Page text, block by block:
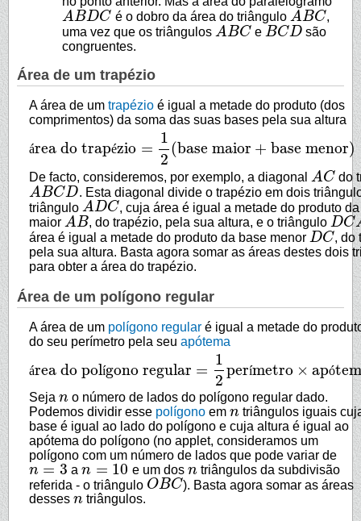
ABDC
ABDC é o dobro da área do triângulo ABC
ABC
,
uma vez que os triângulos ABC
ABC e BCD
BCD
são
congruentes.
Área de um trapézio
A área de um trapézio é igual a metade do produto (dos
comprimentos) da soma das suas bases pela sua altura
área do trapézio =
1
2
(base maior + base menor)
área do trapézio=1 2(base maior +base menor)×altura
De facto, consideremos, por exemplo, a diagonal
AC
AC do
A BCD
ABCD
. Esta diagonal divide o trapézio em dois
triângulo ADC
ADC
, cuja área é igual a metade do produto
maior AB
AB , do trapézio, pela sua altura, e o triânguloDC
DCA
área é igual a metade do produto da base menor DC
DC , do
pela sua altura. Basta agora somar as áreas destes dois
para obter a área do trapézio.
Área de um polígono regular
A área de um polígono regular é igual a metade do
do seu perímetro pela seu apótema
área do polígono regular =
1
2
perímetro × apó
área do polígono regular=12 perímetro×apótema
Seja n
n o número de lados do polígono regular dado.
Podemos dividir esse polígono em n
n triângulos iguais
base é igual ao lado do polígono e cuja altura é igual ao
apótema do polígono (no applet, consideramos um
polígono com um número de lados que pode variar de
n = 3
n= 3 an = 10
n= 10 e um dos n
ntriângulos da subdivisão
referida - o triângulo OBC
OBC ). Basta agora somar as áreas
desses n
n triângulos.